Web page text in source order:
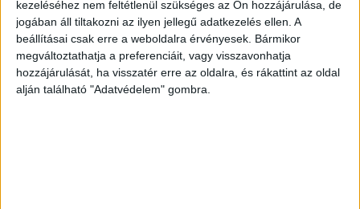
kezeléséhez nem feltétlenül szükséges az Ön hozzájárulása, de
jogában áll tiltakozni az ilyen jellegű adatkezelés ellen. A
beállításai csak erre a weboldalra érvényesek. Bármikor
megváltoztathatja a preferenciáit, vagy visszavonhatja
hozzájárulását, ha visszatér erre az oldalra, és rákattint az oldal
alján található "Adatvédelem" gombra.
ezer diáknak tartott oktatást a biztonságos
internethasználatról, ahol a Microsoft önkéntes
szakemberei és a Microsoft Student Partner programban
részt vevő egyetemi hallgatók beszélgettek általános-, és
középiskolás tanulókkal a felmerülő veszélyekről és arról,